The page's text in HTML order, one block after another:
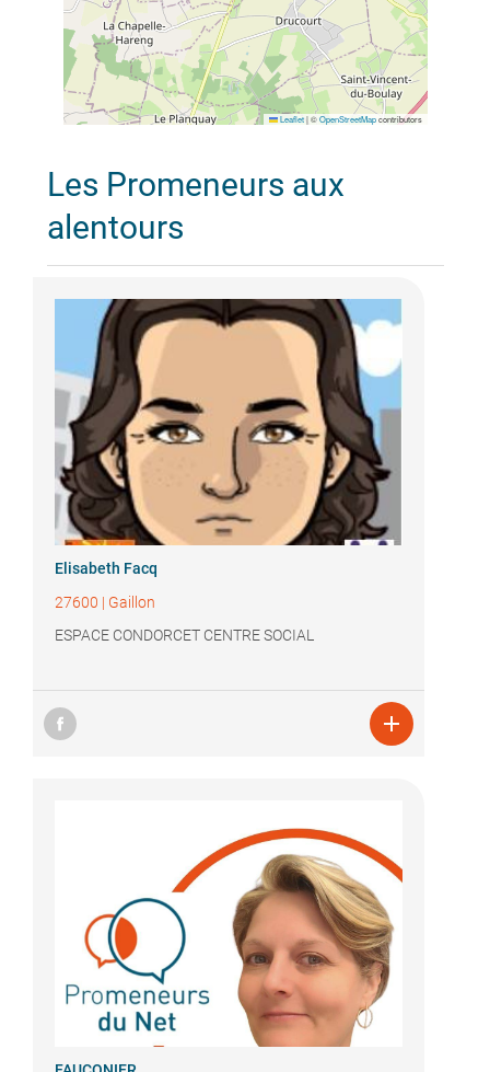
Leaflet |©OpenStreetMapcontributors
Les Promeneurs aux
alentours
Elisabeth Facq
27600 | Gaillon
ESPACE CONDORCET CENTRE SOCIAL
